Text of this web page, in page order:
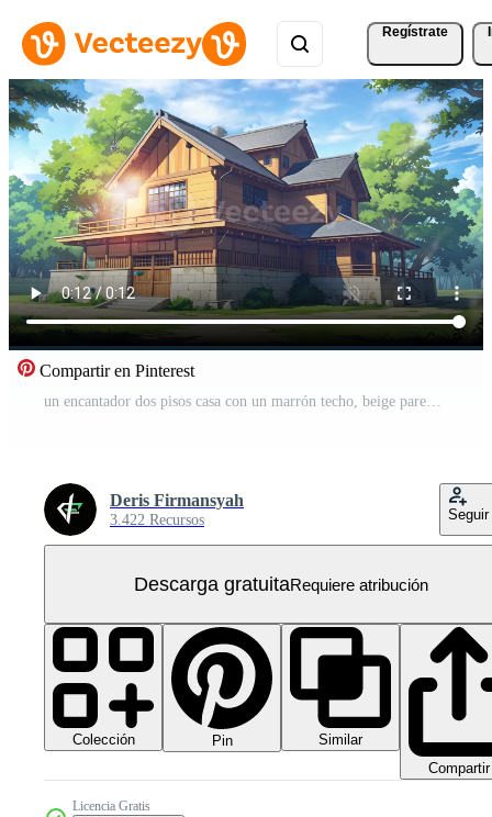
Regístrate
Compartir en Pinterest
un encantador dos pisos casa con un marrón techo, beige paredes, y de madera acentos, anidado en medio de lozano verdor debajo un claro azul cielo. Vídeo Gratis
Deris Firmansyah
3.422 Recursos Seguir
Descarga gratuitaRequiere atribución
Colección Pin
Similar
Compartir
Licencia Gratis